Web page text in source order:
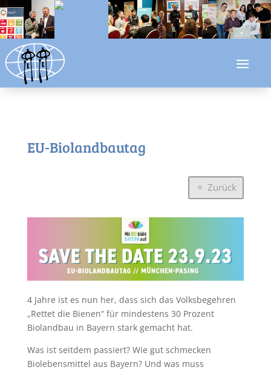
EU-Biolandbautag
Zurück
4 Jahre ist es nun her, dass sich das Volksbegehren
„Rettet die Bienen“ für mindestens 30 Prozent
Biolandbau in Bayern stark gemacht hat.
Was ist seitdem passiert? Wie gut schmecken
Biolebensmittel aus Bayern? Und was muss